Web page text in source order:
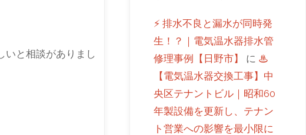
いと相談がありまし
⚡ 排水不良と漏水が同時発
生！？｜電気温水器排水管
修理事例【日野市】
に ♨
【電気温水器交換工事】中
央区テナントビル｜昭和60
年製設備を更新し、テナン
ト営業への影響を最小限に